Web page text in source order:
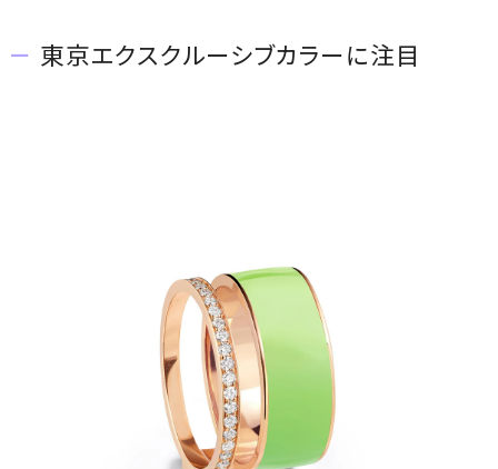
東京エクスクルーシブカラーに注目